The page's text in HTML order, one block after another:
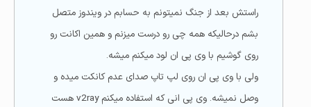
راستش بعد از جنگ نمیتونم به حسابم در ویندوز متصل
بشم درحالیکه همه چی رو درست میزنم و همین اکانت رو
روی گوشیم با وی پی ان لود میکنم میشه.
ولی با وی پی ان روی لپ تاپ صدای عدم کانکت میده و
وصل نمیشه. وی پی انی که استفاده میکنم v2ray هست